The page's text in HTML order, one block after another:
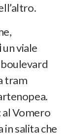
un viale
tram
Vomero
in salita che